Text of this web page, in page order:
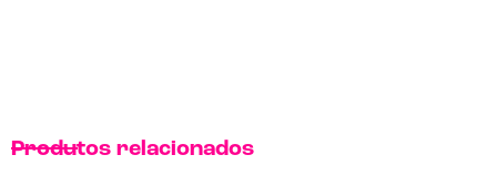
Produtos relacionados